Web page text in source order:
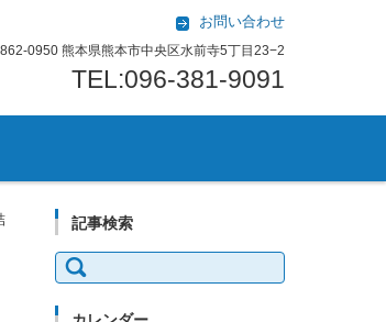
お問い合わせ
0950 熊本県熊本市中央区水前寺5丁目23−2
TEL:096-381-9091
記事検索
検索: